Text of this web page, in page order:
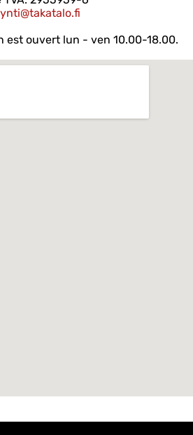
est ouvert lun - ven 10.00-18.00.